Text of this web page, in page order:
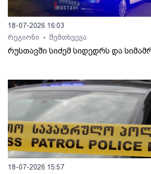
18-07-2026 16:03
რეგიონი
• შემთხვევა
რუსთავში სიძემ სიდედრს და
18-07-2026 15:57